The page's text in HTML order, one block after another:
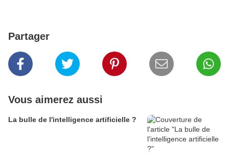
Partager
Vous aimerez aussi
La bulle de l'intelligence artificielle ?